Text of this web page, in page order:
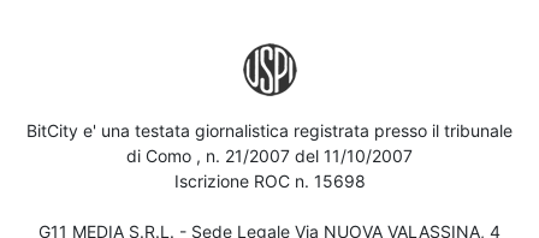
BitCity e' una testata giornalistica registrata presso il tribunale
di Como , n. 21/2007 del 11/10/2007
Iscrizione ROC n. 15698
G11 MEDIA S.R.L. - Sede Legale Via NUOVA VALASSINA, 4